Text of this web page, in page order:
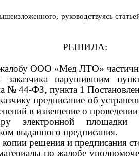
руководствуясь
РЕШИЛА:
ООО «Мед ЛТО»
заказчика нарушившим
№ 44-ФЗ, пункта 1
предписание об
в извещение о
электронной площадки
выданного предписания.
копии решения и предписания
по жалобе